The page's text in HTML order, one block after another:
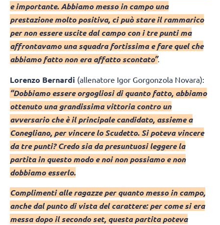
e importante. Abbiamo messo in campo una
prestazione molto positiva, ci può stare il rammarico
per non essere uscite dal campo con i tre punti ma
affrontavamo una squadra fortissima e fare quel che
abbiamo fatto non era affatto scontato”.
Lorenzo Bernardi (allenatore Igor Gorgonzola Novara):
“Dobbiamo essere orgogliosi di quanto fatto, abbiamo
ottenuto una grandissima vittoria contro un
avversario che è il principale candidato, assieme a
Conegliano, per vincere lo Scudetto. Si poteva vincere
da tre punti? Credo sia da presuntuosi leggere la
partita in questo modo e noi non possiamo e non
dobbiamo esserlo.
Complimenti alle ragazze per quanto messo in campo,
anche dal punto di vista del carattere: per come si era
messa dopo il secondo set, questa partita poteva